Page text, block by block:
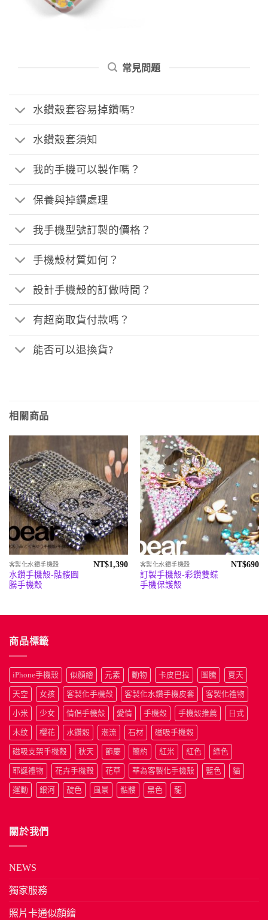
常見問題
水鑽殼套容易掉鑽嗎?
水鑽殼套須知
我的手機可以製作嗎？
保養與掉鑽處理
我手機型號訂製的價格？
手機殼材質如何？
設計手機殼的訂做時間？
有超商取貨付款嗎？
能否可以退換貨?
相關商品
客製化水鑽手機殼
水鑽手機殼-骷髏圖
騰手機殼
NT$1,390 客製化水鑽手機殼
訂製手機殼-彩鑽雙蝶
手機保護殼
NT$690
商品標籤
iPhone手機殼 似顏繪 元素 動物 卡皮巴拉 圖騰 夏天
天空 女孩 客製化手機殼 客製化水鑽手機皮套 客製化禮物
小米 少女 情侶手機殼 愛情 手機殼 手機殼推薦 日式
木紋 櫻花 水鑽殼 潮流 石材 磁吸手機殼
磁吸支架手機殼 秋天 節慶 簡約 紅米 紅色 綠色
耶誕禮物 花卉手機殼 花草 華為客製化手機殼 藍色 貓
運動 銀河 靛色 風景 骷髏 黑色 龍
關於我們
NEWS
獨家服務
照片卡通似顏繪